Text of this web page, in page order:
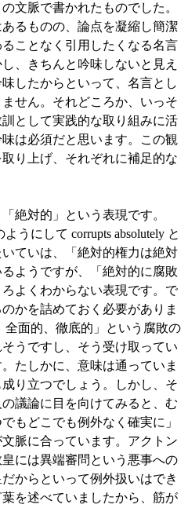
文脈で書かれたものでした。
るものの、論点を凝縮し簡潔
ことなく引用したくなる名言
、きちんと吟味しないと見え
したからといって、名言とし
せん。それどころか、いっそ
として実践的な取り組みに活
は必須だと思います。この観
り上げ、それぞれに補足的な
絶対的」という表現です。
うにして corrupts absolutely と
ていは、「絶対的権力は絶対
ようですが、「絶対的に腐敗
よくわからない表現です。で
かを詰めておく必要がありま
全面的、徹底的」という腐敗の
うですし、そう受け取ってい
たしかに、意味は通っていま
り立つでしょう。しかし、そ
議論に目を向けてみると、む
もどこでも例外なく確実に」
脈に合っています。アクトン
には異端審問という悪事への
からといって例外扱いはでき
を述べていましたから、筋が